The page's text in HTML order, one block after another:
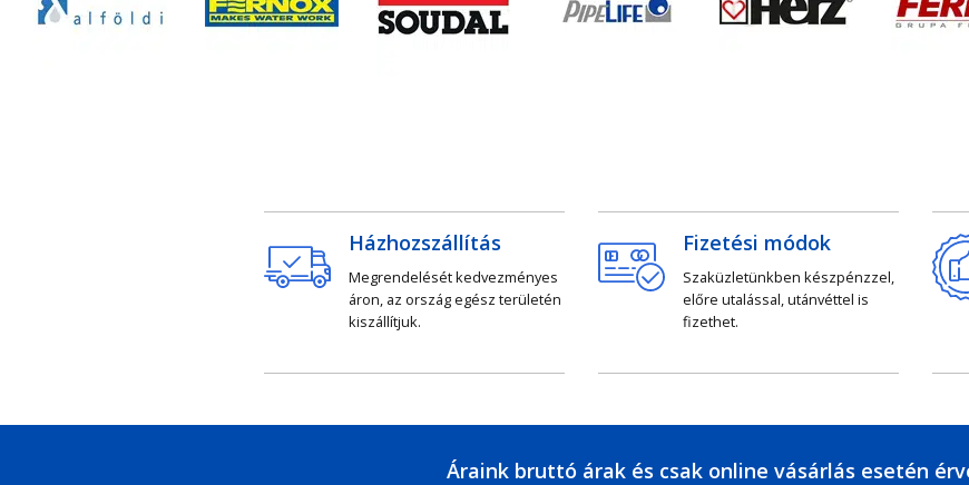
Házhozszállítás
Megrendelését kedvezményes
áron, az ország egész területén
kiszállítjuk.
Fizetési módok
Szaküzletünkben készpénzzel,
előre utalással, utánvéttel is
fizethet.
Áraink bruttó árak és csak online vásárlás esetén